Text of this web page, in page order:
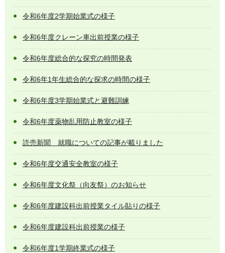
令和6年度2学期始業式の様子
令和6年度クレーン車出前授業の様子
令和6年度総合的な探究の時間発表
令和6年1年生総合的な探求の時間の様子
令和6年度3学期始業式と避難訓練
令和6年度薬物乱用防止教室の様子
読売新聞 就職についての記事が載りました
令和6年度交通安全教室の様子
令和6年度文化祭（向友祭）のお知らせ
令和6年度建設科出前授業タイル貼りの様子
令和6年度建設科出前授業の様子
令和6年度1学期終業式の様子